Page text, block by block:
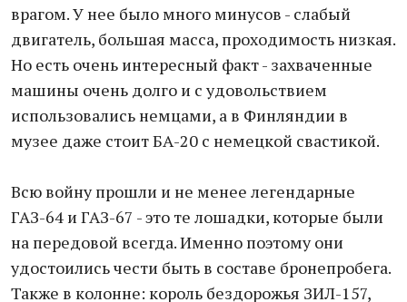
врагом. У нее было много минусов - слабый
двигатель, большая масса, проходимость низкая.
Но есть очень интересный факт - захваченные
машины очень долго и с удовольствием
использовались немцами, а в Финляндии в
музее даже стоит БА-20 с немецкой свастикой.
Всю войну прошли и не менее легендарные
ГАЗ-64 и ГАЗ-67 - это те лошадки, которые были
на передовой всегда. Именно поэтому они
удостоились чести быть в составе бронепробега.
Также в колонне: король бездорожья ЗИЛ-157,